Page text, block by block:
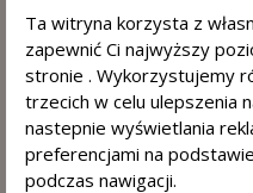
15 lat
Ta witryna korzysta z
zapewnić Ci najwyższy
stronie . Wykorzystujemy
trzecich w celu ulepszenia
nastepnie wyświetlania
preferencjami na
podczas nawigacji.